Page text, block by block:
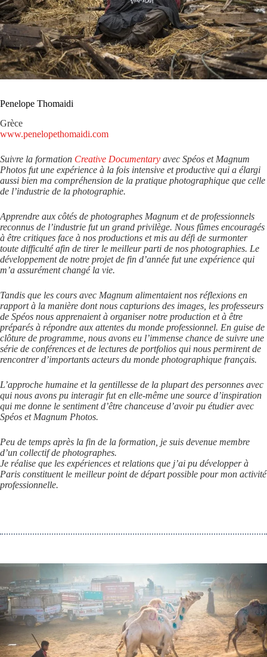
Penelope Thomaidi
Grèce
www.penelopethomaidi.com
Suivre la formation Creative Documentary avec Spéos et Magnum
Photos fut une expérience à la fois intensive et productive qui a élargi
aussi bien ma compréhension de la pratique photographique que celle
de l’industrie de la photographie.
Apprendre aux côtés de photographes Magnum et de professionnels
reconnus de l’industrie fut un grand privilège. Nous fûmes encouragés
à être critiques face à nos productions et mis au défi de surmonter
toute difficulté afin de tirer le meilleur parti de nos photographies. Le
développement de notre projet de fin d’année fut une expérience qui
m’a assurément changé la vie.
Tandis que les cours avec Magnum alimentaient nos réflexions en
rapport à la manière dont nous capturions des images, les professeurs
de Spéos nous apprenaient à organiser notre production et à être
préparés à répondre aux attentes du monde professionnel. En guise de
clôture de programme, nous avons eu l’immense chance de suivre une
série de conférences et de lectures de portfolios qui nous permirent de
rencontrer d’importants acteurs du monde photographique français.
L’approche humaine et la gentillesse de la plupart des personnes avec
qui nous avons pu interagir fut en elle-même une source d’inspiration
qui me donne le sentiment d’être chanceuse d’avoir pu étudier avec
Spéos et Magnum Photos.
Peu de temps après la fin de la formation, je suis devenue membre
d’un collectif de photographes.
Je réalise que les expériences et relations que j’ai pu développer à
Paris constituent le meilleur point de départ possible pour mon activité
professionnelle.